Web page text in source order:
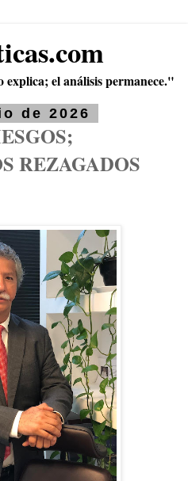
el análisis permanece."
de 2026
REZAGADOS